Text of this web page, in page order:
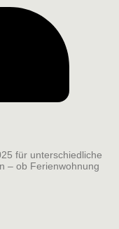
für unterschiedliche
– ob Ferienwohnung